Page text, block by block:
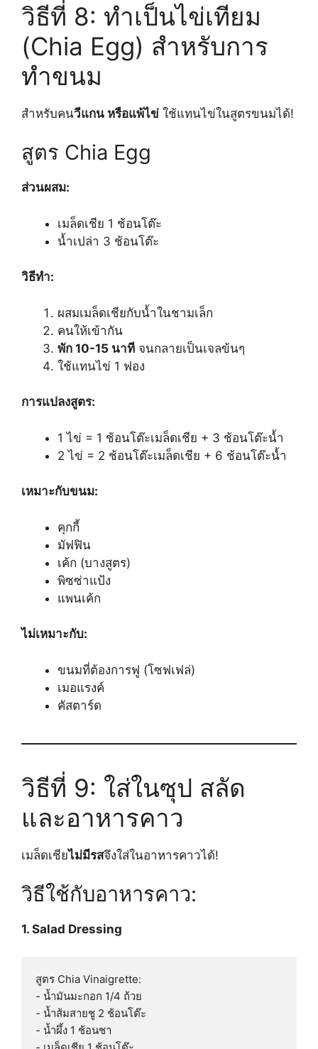
วิธีที่ 8: ทำเป็นไข่เทียม
(Chia Egg) สำหรับการ
ทำขนม
สำหรับคนวีแกน หรือแพ้ไข่ ใช้แทนไข่ในสูตรขนมได้!
สูตร Chia Egg
ส่วนผสม:
เมล็ดเชีย 1 ช้อนโต๊ะ
น้ำเปล่า 3 ช้อนโต๊ะ
วิธีทำ:
ผสมเมล็ดเชียกับน้ำในชามเล็ก
คนให้เข้ากัน
พัก 10-15 นาที จนกลายเป็นเจลข้นๆ
ใช้แทนไข่ 1 ฟอง
การแปลงสูตร:
1 ไข่ = 1 ช้อนโต๊ะเมล็ดเชีย + 3 ช้อนโต๊ะน้ำ
2 ไข่ = 2 ช้อนโต๊ะเมล็ดเชีย + 6 ช้อนโต๊ะน้ำ
เหมาะกับขนม:
คุกกี้
มัฟฟิน
เค้ก (บางสูตร)
พิซซ่าแป้ง
แพนเค้ก
ไม่เหมาะกับ:
ขนมที่ต้องการฟู (โซฟเฟล่)
เมอแรงค์
คัสตาร์ด
วิธีที่ 9: ใส่ในซุป สลัด
และอาหารคาว
เมล็ดเชียไม่มีรสจึงใส่ในอาหารคาวได้!
วิธีใช้กับอาหารคาว:
1. Salad Dressing
สูตร Chia Vinaigrette:
- น้ำมันมะกอก 1/4 ถ้วย
- น้ำส้มสายชู 2 ช้อนโต๊ะ
- น้ำผึ้ง 1 ช้อนชา